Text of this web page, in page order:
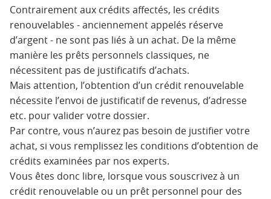
Contrairement aux crédits affectés, les crédits
renouvelables - anciennement appelés réserve
d’argent - ne sont pas liés à un achat. De la même
manière les prêts personnels classiques, ne
nécessitent pas de justificatifs d’achats.
Mais attention, l’obtention d’un crédit renouvelable
nécessite l’envoi de justificatif de revenus, d’adresse
etc. pour valider votre dossier.
Par contre, vous n’aurez pas besoin de justifier votre
achat, si vous remplissez les conditions d’obtention de
crédits examinées par nos experts.
Vous êtes donc libre, lorsque vous souscrivez à un
crédit renouvelable ou un prêt personnel pour des